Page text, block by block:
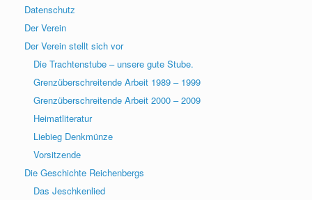
Datenschutz
Der Verein
Der Verein stellt sich vor
Die Trachtenstube – unsere gute Stube.
Grenzüberschreitende Arbeit 1989 – 1999
Grenzüberschreitende Arbeit 2000 – 2009
Heimatliteratur
Liebieg Denkmünze
Vorsitzende
Die Geschichte Reichenbergs
Das Jeschkenlied